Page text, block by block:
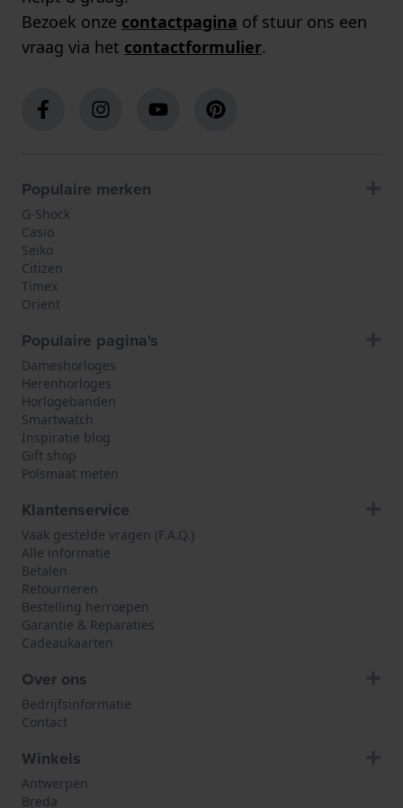
Bezoek onze contactpagina of stuur ons een
vraag via het contactformulier.
Populaire merken
G-Shock
Casio
Seiko
Citizen
Timex
Orient
Populaire pagina's
Dameshorloges
Herenhorloges
Horlogebanden
Smartwatch
Inspiratie blog
Gift shop
Polsmaat meten
Klantenservice
Vaak gestelde vragen (F.A.Q.)
Alle informatie
Betalen
Retourneren
Bestelling herroepen
Garantie & Reparaties
Cadeaukaarten
Over ons
Bedrijfsinformatie
Contact
Winkels
Antwerpen
Breda